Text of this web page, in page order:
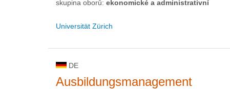
skupina oborů: ekonomické a administrativní
Universität Zürich
DE
Ausbildungsmanagement